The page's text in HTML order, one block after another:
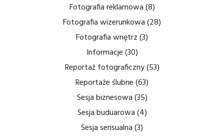
Fotografia reklamowa(8)
Fotografia wizerunkowa(28)
Fotografia wnętrz(3)
Informacje(30)
Reportaż fotograficzny(53)
Reportaże ślubne(63)
Sesja biznesowa(35)
Sesja buduarowa(4)
Sesja sensualna(3)